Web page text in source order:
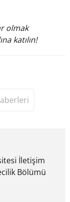
olmak
katılın!
İletişim
Bölümü